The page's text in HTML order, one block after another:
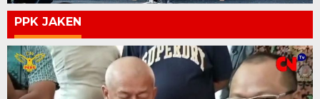
PPK JAKEN